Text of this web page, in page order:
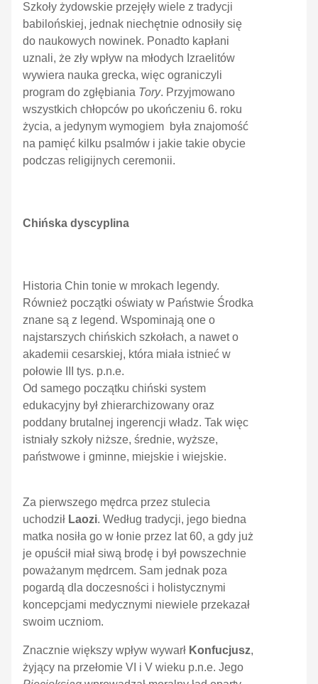
Szkoły żydowskie przejęły wiele z tradycji
babilońskiej, jednak niechętnie odnosiły się
do naukowych nowinek. Ponadto kapłani
uznali, że zły wpływ na młodych Izraelitów
wywiera nauka grecka, więc ograniczyli
program do zgłębiania Tory. Przyjmowano
wszystkich chłopców po ukończeniu 6. roku
życia, a jedynym wymogiem była znajomość
na pamięć kilku psalmów i jakie takie obycie
podczas religijnych ceremonii.
Chińska dyscyplina
Historia Chin tonie w mrokach legendy.
Również początki oświaty w Państwie Środka
znane są z legend. Wspominają one o
najstarszych chińskich szkołach, a nawet o
akademii cesarskiej, która miała istnieć w
połowie III tys. p.n.e.
Od samego początku chiński system
edukacyjny był zhierarchizowany oraz
poddany brutalnej ingerencji władz. Tak więc
istniały szkoły niższe, średnie, wyższe,
państwowe i gminne, miejskie i wiejskie.
Za pierwszego mędrca przez stulecia
uchodził Laozi. Według tradycji, jego biedna
matka nosiła go w łonie przez lat 60, a gdy już
je opuścił miał siwą brodę i był powszechnie
poważanym mędrcem. Sam jednak poza
pogardą dla doczesności i holistycznymi
koncepcjami medycznymi niewiele przekazał
swoim uczniom.
Znacznie większy wpływ wywarł Konfucjusz,
żyjący na przełomie VI i V wieku p.n.e. Jego